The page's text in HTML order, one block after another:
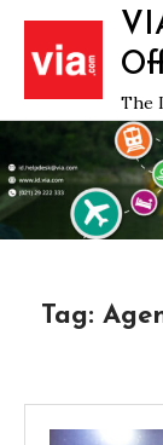
Skip
content
The
Tag: